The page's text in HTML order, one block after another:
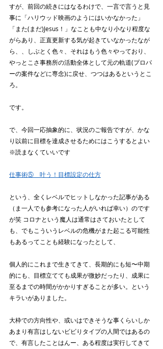
すが、前回の続きにはなるわけで、一言で言うと見
事に「ハリウッド映画のようにはいかなかった」
「また(まだ)Jesus！」なことも中なり小なり程度な
がらあり、正直更新する気が起きていなかったなが
ら、、しぶとく色々、それはもう色々やっており、
やっとこさ事務所の活動全体として元の軌道(プロパ
ーの案件などに専念)に戻せ、つつはあるというとこ
ろ。
です。
で、今回一応抽象的に、状況のご報告ですが、かな
り以前に目標を達成させるためにはこうするとよい
※読まなくていいです
仕事術⑤　叶う！目標設定の仕方
という、全くレベルでヒットしなかった記事がある
（ま一人でも参考になった人がいれば幸い）のです
が笑 コロナという魔人は通常はさておいたとして
も、でもこういうレベルの危機がまた起こる可能性
もあるってことも経験になったとして、
個人的にこれまで生きてきて、長期的にも短〜中期
的にも、目標立てても成果が微妙だったり、成果に
至るまでの時間がかかりすぎることが多い。という
キラいがありました。
大枠での方向性や、或いはできそうな事くらいしか
あまり有言はしないビビりタイプの人間ではあるの
で、有言したことはんー、ある程度は実行してきて